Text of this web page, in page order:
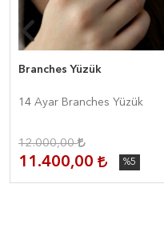
Branches Yüzük
14 Ayar Branches Yüzük
12.000,00
11.400,00 %5